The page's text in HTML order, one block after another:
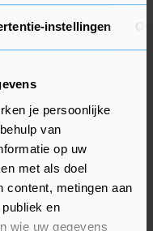
instellingen
je persoonlijke
van
op uw
met als doel
content, metingen aan
en
wie uw gegevens
op de
het